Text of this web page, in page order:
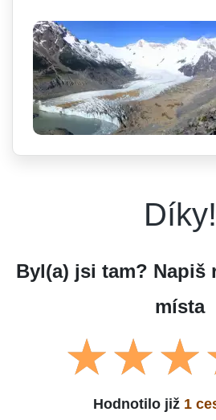
Díky!
Byl(a) jsi tam? Napiš
místa
Hodnotilo již 1